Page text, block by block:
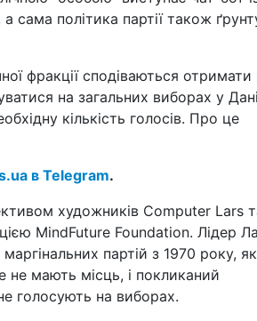
сама політика партії також
фракції сподіваються отримати
на загальних виборах у
кількість голосів. Про це
в Telegram.
художників Computer Lars
MindFuture Foundation. Лідер
партій з 1970 року,
не мають місць, і покликаний
голосують на виборах.